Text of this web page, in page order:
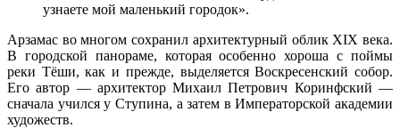
узнаете мой маленький городок».
Арзамас во многом сохранил архитектурный облик XIX века.
В городской панораме, которая особенно хороша с поймы
реки Тёши, как и прежде, выделяется Воскресенский собор.
Его автор — архитектор Михаил Петрович Коринфский —
сначала учился у Ступина, а затем в Императорской академии
художеств.